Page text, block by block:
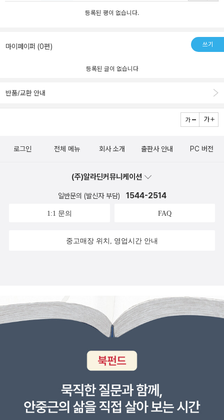
등록된 평이 없습니다.
마이페이퍼 (0편) 쓰기
등록된 글이 없습니다
반품/교환 안내
로그인 전체 메뉴 회사 소개 출판사 안내 PC 버전
(주)알라딘커뮤니케이션
일반문의 (발신자 부담) 1544-2514
1:1 문의 FAQ
중고매장 위치, 영업시간 안내